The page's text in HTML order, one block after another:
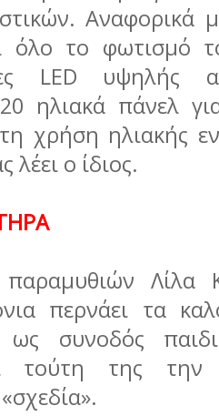
Αναφορικά
όλο το φωτισμό
LED υψηλής
ηλιακά πάνελ
χρήση ηλιακής
λέει ο ίδιος.
Λίλα
περνάει τα
ως συνοδός
τούτη της την